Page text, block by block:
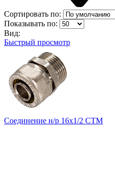
Сортировать по:
Показывать по:
Вид:
Быстрый просмотр
Соединение н/р 16х1/2 CTM